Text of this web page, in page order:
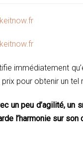
immédiatement
pour obtenir un tel
un peu d’agilité, un
l’harmonie sur